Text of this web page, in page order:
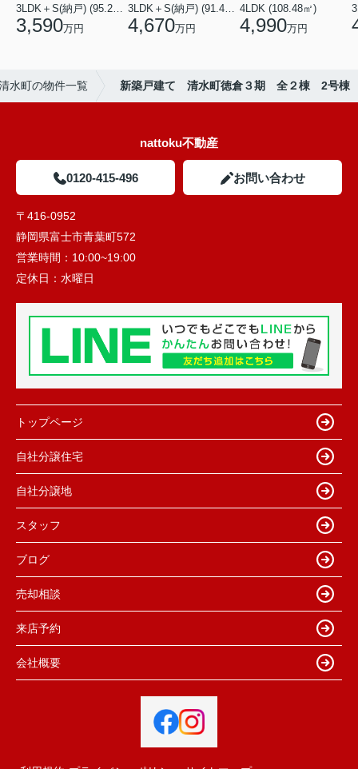
3,590万円 4,670万円
4LDK (108.48㎡)
4,990万円
水町の物件一覧 新築戸建て 清水町徳倉３期 全２棟 2号棟
nattoku不動産
0120-415-496 お問い合わせ
〒416-0952
静岡県富士市青葉町572
営業時間： 10:00~19:00
定休日： 水曜日
トップページ
自社分譲住宅
自社分譲地
スタッフ
ブログ
売却相談
来店予約
会社概要